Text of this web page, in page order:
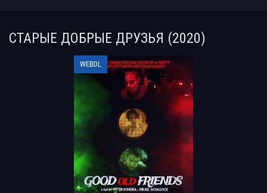
СТАРЫЕ ДОБРЫЕ ДРУЗЬЯ (2020)
WEBDL